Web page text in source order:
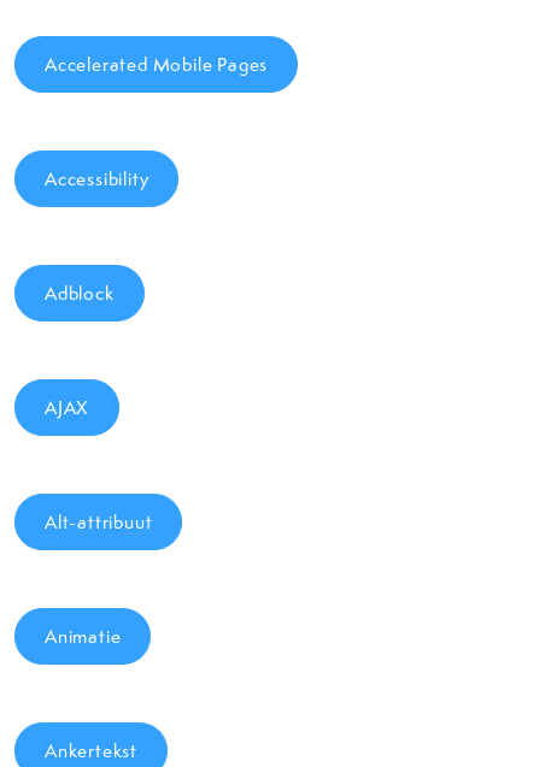
Accelerated Mobile Pages
Accessibility
Adblock
AJAX
Alt-attribuut
Animatie
Ankertekst